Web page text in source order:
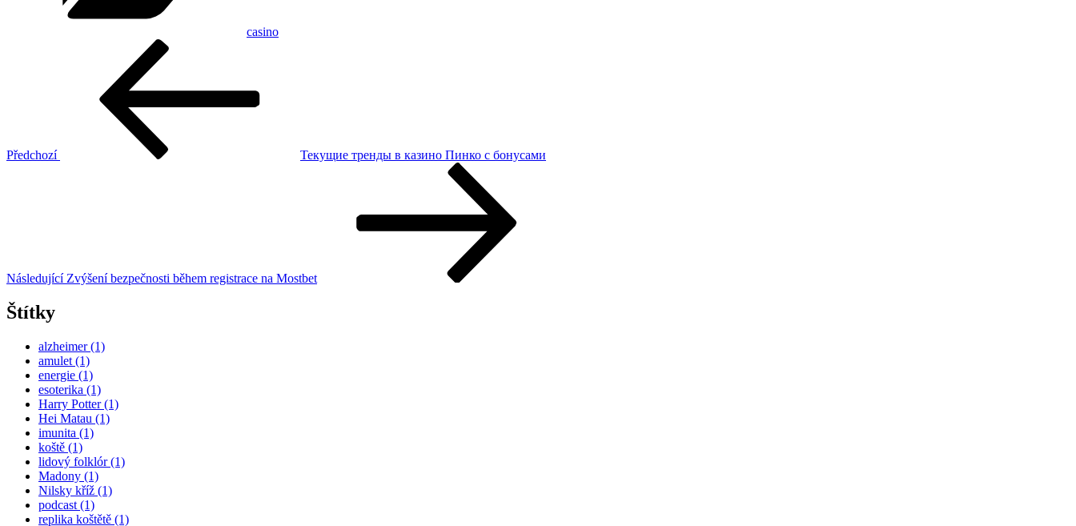
casino
Předchozí
Текущие тренды в казино Пинко с бонусами
Následující Zvýšení bezpečnosti během registrace na Mostbet
Štítky
alzheimer(1)
amulet (1)
energie (1)
esoterika (1)
Harry Potter(1)
Hei Matau (1)
imunita (1)
koště (1)
lidový folklór(1)
Madony (1)
Nilsky kříž (1)
podcast (1)
replika koštětě (1)